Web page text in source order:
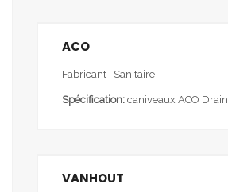
ACO
Fabricant : Sanitaire
Spécification: caniveaux ACO Drain
VANHOUT